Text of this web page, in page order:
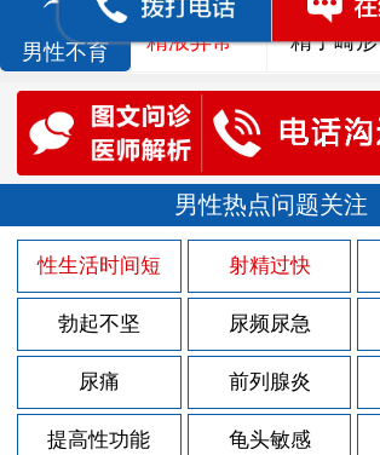
男性不育 精液异常 精子畸形
男性热点问题关注
性生活时间短 射精过快
勃起不坚 尿频尿急
尿痛 前列腺炎
提高性功能 龟头敏感